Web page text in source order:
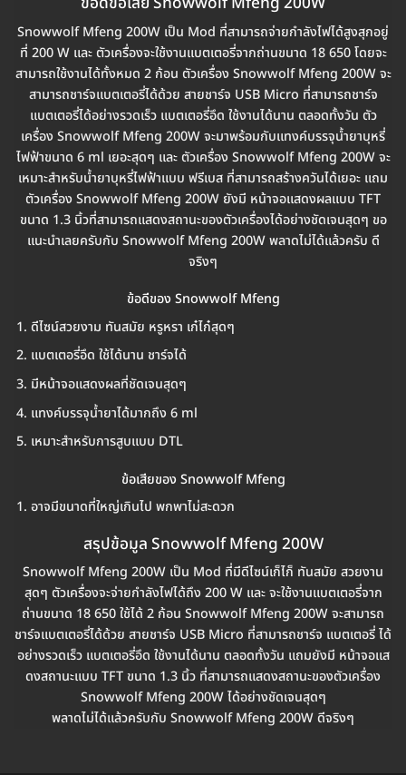
Snowwolf Mfeng 200W เป็น Mod ที่สามารถจ่ายกำลังไฟได้สูงสุกอยู่
ที่ 200 W และ ตัวเครื่องจะใช้งานแบตเตอรี่จากถ่านขนาด 18 650 โดยจะ
สามารถใช้งานได้ทั้งหมด 2 ก้อน ตัวเครื่อง Snowwolf Mfeng 200W จะ
สามารถชาร์จแบตเตอรี่ได้ด้วย สายชาร์จ USB Micro ที่สามารถชาร์จ
แบตเตอรี่ได้อย่างรวดเร็ว แบตเตอรี่อึด ใช้งานได้นาน ตลอดทั้งวัน ตัว
เครื่อง Snowwolf Mfeng 200W จะมาพร้อมกับแทงค์บรรจุน้ำยาบุหรี่
ไฟฟ้าขนาด 6 ml เยอะสุดๆ และ ตัวเครื่อง Snowwolf Mfeng 200W จะ
เหมาะสำหรับน้ำยาบุหรี่ไฟฟ้าแบบ ฟรีเบส ที่สามารถสร้างควันได้เยอะ แถม
ตัวเครื่อง Snowwolf Mfeng 200W ยังมี หน้าจอแสดงผลแบบ TFT
ขนาด 1.3 นิ้วที่สามารถแสดงสถานะของตัวเครื่องได้อย่างชัดเจนสุดๆ ขอ
แนะนำเลยครับกับ Snowwolf Mfeng 200W พลาดไม่ได้แล้วครับ ดี
จริงๆ
ข้อดีของ Snowwolf Mfeng
ดีไซน์สวยงาม ทันสมัย หรูหรา เก๋ไก๋สุดๆ
แบตเตอรี่อึด ใช้ได้นาน ชาร์จได้
มีหน้าจอแสดงผลที่ชัดเจนสุดๆ
แทงค์บรรจุน้ำยาได้มากถึง 6 ml
เหมาะสำหรับการสูบแบบ DTL
ข้อเสียของ Snowwolf Mfeng
อาจมีขนาดที่ใหญ่เกินไป พกพาไม่สะดวก
สรุปข้อมูล Snowwolf Mfeng 200W
Snowwolf Mfeng 200W เป็น Mod ที่มีดีไซน์เก็ไก็ ทันสมัย สวยงาน
สุดๆ ตัวเครื่องจะจ่ายกำลังไฟได้ถึง 200 W และ จะใช้งานแบตเตอรี่จาก
ถ่านขนาด 18 650 ใช้ได้ 2 ก้อน Snowwolf Mfeng 200W จะสามารถ
ชาร์จแบตเตอรี่ได้ด้วย สายชาร์จ USB Micro ที่สามารถชาร์จ แบตเตอรี่ ได้
อย่างรวดเร็ว แบตเตอรี่อึด ใช้งานได้นาน ตลอดทั้งวัน แถมยังมี หน้าจอแส
ดงสถานะแบบ TFT ขนาด 1.3 นิ้ว ที่สามารถแสดงสถานะของตัวเครื่อง
Snowwolf Mfeng 200W ได้อย่างชัดเจนสุดๆ
พลาดไม่ได้แล้วครับกับ Snowwolf Mfeng 200W ดีจริงๆ